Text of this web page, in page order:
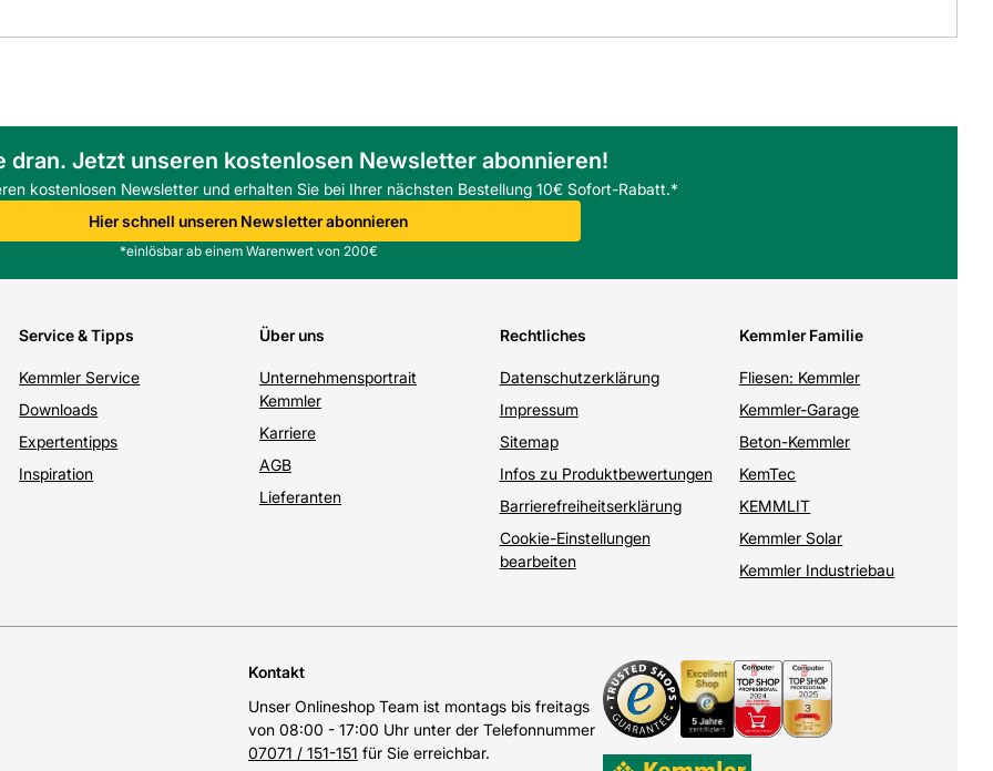
dran. Jetzt unseren kostenlosen Newsletter abonnieren!
kostenlosen Newsletter und erhalten Sie bei Ihrer nächsten Bestellung 10€ Sofort-Rabatt.*
Hier schnell unseren Newsletter abonnieren
*einlösbar ab einem Warenwert von 200€
Service & Tipps
Kemmler Service
Downloads
Expertentipps
Inspiration
Über uns
Unternehmensportrait
Kemmler
Karriere
AGB
Lieferanten
Rechtliches
Datenschutzerklärung
Impressum
Sitemap
Infos zu Produktbewertungen
Barrierefreiheitserklärung
Cookie-Einstellungen
bearbeiten
Kemmler Familie
Fliesen: Kemmler
Kemmler-Garage
Beton-Kemmler
KemTec
KEMMLIT
Kemmler Solar
Kemmler Industriebau
Kontakt
Unser Onlineshop Team ist montags bis freitags
von 08:00 - 17:00 Uhr unter der Telefonnummer
07071 / 151-151 für Sie erreichbar.